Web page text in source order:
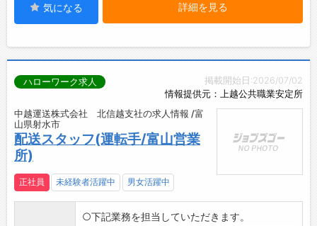
気になる 詳細を見る
掲載開始日:2026/07/02
情報提供元：上越公共職業安定所
ハローワーク求人
中越運送株式会社 北信越支社の求人情報 /富
山県射水市
配送スタッフ(運転手/富山営業
所)
正社員 未経験者活躍中 男女活躍中
○下記業務を担当していただきます。